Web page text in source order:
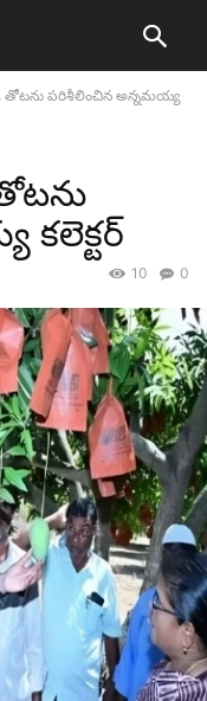
తోటను పరిశీలించిన అన్నమయ్య
కలెక్టర్
0
10